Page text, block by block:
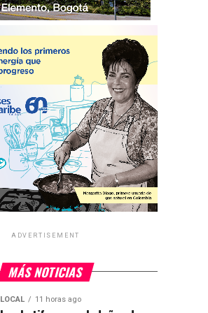
ADVERTISEMENT
MÁS NOTICIAS
LOCAL 11 horas ago